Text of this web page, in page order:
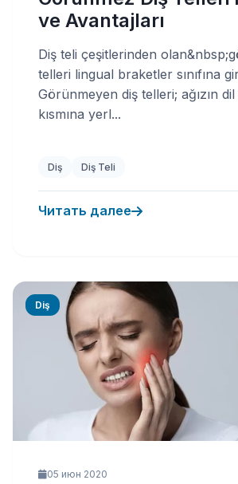
ve Avantajları
Diş teli çeşitlerinden
telleri lingual braketler sınıfına
Görünmeyen diş telleri; ağızın
kısmına yerl...
Diş Diş Teli
Читать далее
Diş
05 июн 2020